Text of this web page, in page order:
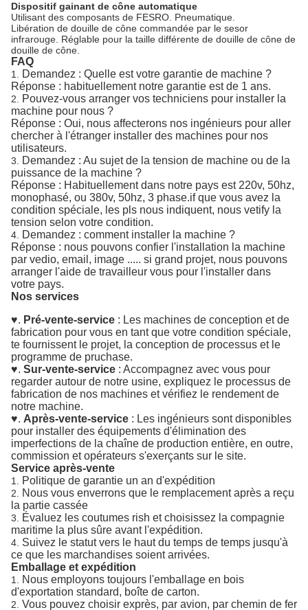
Dispositif gainant de cône automatique
Utilisant des composants de FESRO. Pneumatique.
Libération de douille de cône commandée par le sesor
infrarouge. Réglable pour la taille différente de douille de cône de
douille de cône.
FAQ
1.
Demandez : Quelle est votre garantie de machine ?
Réponse : habituellement notre garantie est de 1 ans.
2.
Pouvez-vous arranger vos techniciens pour installer la
machine pour nous ?
Réponse : Oui, nous affecterons nos ingénieurs pour aller
chercher à l'étranger installer des machines pour nos
utilisateurs.
3.
Demandez : Au sujet de la tension de machine ou de la
puissance de la machine ?
Réponse : Habituellement dans notre pays est 220v, 50hz,
monophasé, ou 380v, 50hz, 3 phase.if que vous avez la
condition spéciale, les pls nous indiquent, nous vetify la
tension selon votre condition.
4.
Demandez : comment installer la machine ?
Réponse : nous pouvons confier l'installation la machine
par vedio, email, image ..... si grand projet, nous pouvons
arranger l'aide de travailleur vous pour l'installer dans
votre pays.
Nos services
♥. Pré-vente-service : Les machines de conception et de
fabrication pour vous en tant que votre condition spéciale,
te fournissent le projet, la conception de processus et le
programme de pruchase.
♥. Sur-vente-service : Accompagnez avec vous pour
regarder autour de notre usine, expliquez le processus de
fabrication de nos machines et vérifiez le rendement de
notre machine.
♥. Après-vente-service : Les ingénieurs sont disponibles
pour installer des équipements d'élimination des
imperfections de la chaîne de production entière, en outre,
commission et opérateurs s'exerçants sur le site.
Service après-vente
1. Politique de garantie un an d'expédition
2.
Nous vous enverrons que le remplacement après a reçu
la partie cassée
3.
Évaluez les coutumes rish et choisissez la compagnie
maritime la plus sûre avant l'expédition.
4. Suivez le statut vers le haut du temps de temps jusqu'à
ce que les marchandises soient arrivées.
Emballage et expédition
1.
Nous employons toujours l'emballage en bois
d'exportation standard, boîte de carton.
2. Vous pouvez choisir exprès, par avion, par chemin de fer